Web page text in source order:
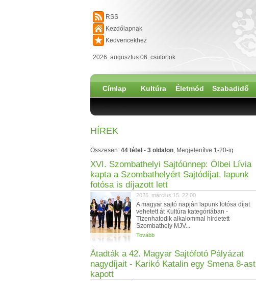
RSS
Kezdőlapnak
Kedvencekhez
2026. augusztus 06. csütörtök
Címlap Kultúra Életmód Szabadidő
HÍREK
Összesen: 44 tétel - 3 oldalon, Megjelenítve 1-20-ig
XVI. Szombathelyi Sajtóünnep: Ölbei Lívia
kapta a Szombathelyért Sajtódíjat, lapunk
fotósa is díjazott lett
2026. március 15. 22:00
A magyar sajtó napján lapunk fotósa díjat
vehetett át Kultúra kategóriában -
Tizenhatodik alkalommal hirdetett
Szombathely MJV...
Tovább
Átadták a 42. Magyar Sajtófotó Pályázat
nagydíjait - Karikó Katalin egy Smena 8-ast
kapott